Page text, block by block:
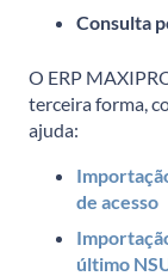
Consulta
O ERP
terceira forma,
ajuda:
de acesso
último